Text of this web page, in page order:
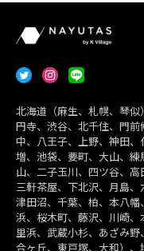
北海道（麻生、札幌、琴
円寺、渋谷、北千住、門
中、八王子、上野、神田
増、池袋、要町、大山、
山、二子玉川、四ツ谷、高
三軒茶屋、下北沢、月島、
津田沼、千葉、柏、本八
浜、桜木町、藤沢、川崎
里浜、武蔵小杉、あざみ
合ヶ丘、東戸塚、大和）